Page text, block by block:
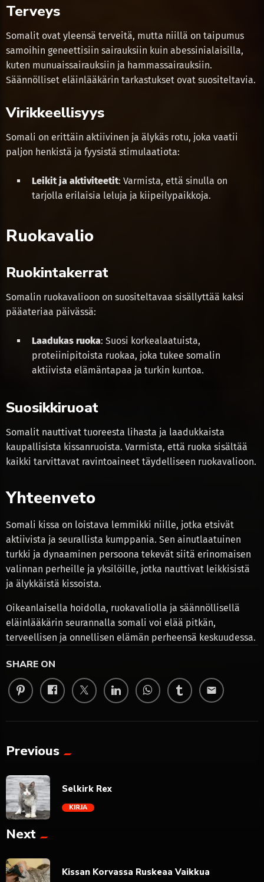
Terveys
Somalit ovat yleensä terveitä, mutta niillä on taipumus
samoihin geneettisiin sairauksiin kuin abessinialaisilla,
kuten munuaissairauksiin ja hammassairauksiin.
Säännölliset eläinlääkärin tarkastukset ovat suositeltavia.
Virikkeellisyys
Somali on erittäin aktiivinen ja älykäs rotu, joka vaatii
paljon henkistä ja fyysistä stimulaatiota:
Leikit ja aktiviteetit: Varmista, että sinulla on
tarjolla erilaisia leluja ja kiipeilypaikkoja.
Ruokavalio
Ruokintakerrat
Somalin ruokavalioon on suositeltavaa sisällyttää kaksi
pääateriaa päivässä:
Laadukas ruoka: Suosi korkealaatuista,
proteiinipitoista ruokaa, joka tukee somalin
aktiivista elämäntapaa ja turkin kuntoa.
Suosikkiruoat
Somalit nauttivat tuoreesta lihasta ja laadukkaista
kaupallisista kissanruoista. Varmista, että ruoka sisältää
kaikki tarvittavat ravintoaineet täydelliseen ruokavalioon.
Yhteenveto
Somali kissa on loistava lemmikki niille, jotka etsivät
aktiivista ja seurallista kumppania. Sen ainutlaatuinen
turkki ja dynaaminen persoona tekevät siitä erinomaisen
valinnan perheille ja yksilöille, jotka nauttivat leikkisistä
ja älykkäistä kissoista.
Oikeanlaisella hoidolla, ruokavaliolla ja säännöllisellä
eläinlääkärin seurannalla somali voi elää pitkän,
terveellisen ja onnellisen elämän perheensä keskuudessa.
SHARE ON
email
Previous
Selkirk Rex
KIRJA
Next
Kissan Korvassa Ruskeaa Vaikkua